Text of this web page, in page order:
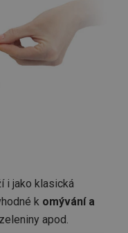
i jako klasická
k omývání a
apod.